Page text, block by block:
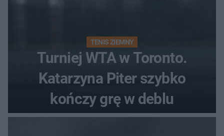
TENIS ZIEMNY
Turniej WTA w Toronto.
Katarzyna Piter szybko
kończy grę w deblu